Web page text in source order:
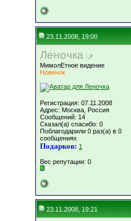
23.11.2008, 19:00
Леночкa
МимолЕтное видение
Новичок
Регистрация: 07.11.2008
Адрес: Москва, Россия
Сообщений: 14
Сказал(а) спасибо: 0
Поблагодарили 0 раз(а) в 0
сообщениях
Подарков: 1
Вес репутации: 0
23.11.2008, 19:21